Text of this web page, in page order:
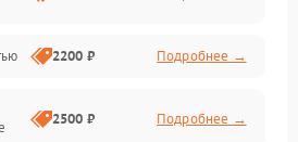
2200 ₽ Подробнее →
2500 ₽ Подробнее →